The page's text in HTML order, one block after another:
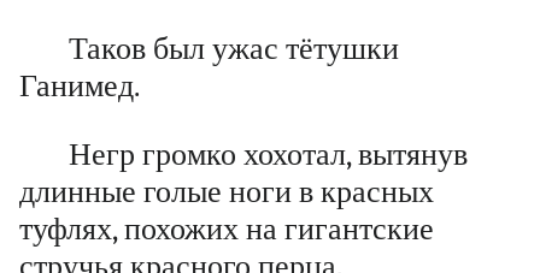
Таков был ужас тётушки
Ганимед.
Негр громко хохотал, вытянув
длинные голые ноги в красных
туфлях, похожих на гигантские